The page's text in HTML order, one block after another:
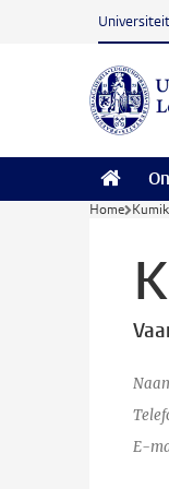
Ga naar hoofdinhoud
Home
E-